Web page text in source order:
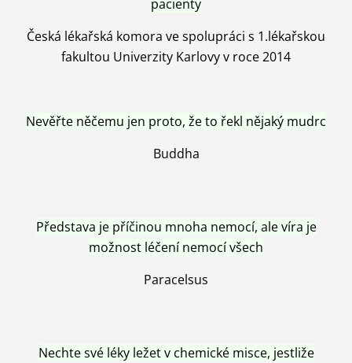
pacienty
Česká lékařská komora ve spolupráci s 1.lékařskou
fakultou Univerzity Karlovy v roce 2014
Nevěřte něčemu jen proto, že to řekl nějaký mudrc
Buddha
Představa je příčinou mnoha nemocí, ale víra je
možnost léčení nemocí všech
Paracelsus
Nechte své léky ležet v chemické misce, jestliže